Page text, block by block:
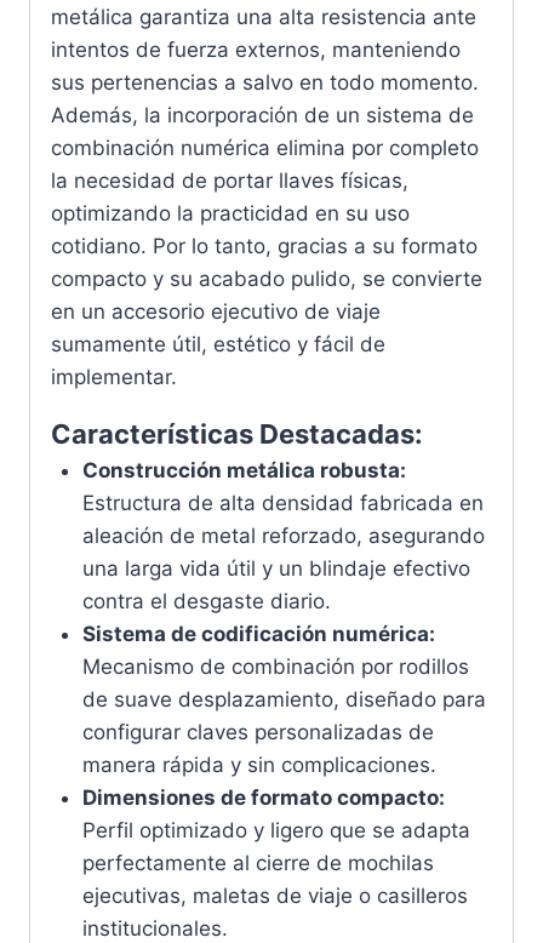
metálica garantiza una alta resistencia ante
intentos de fuerza externos, manteniendo
sus pertenencias a salvo en todo momento.
Además, la incorporación de un sistema de
combinación numérica elimina por completo
la necesidad de portar llaves físicas,
optimizando la practicidad en su uso
cotidiano. Por lo tanto, gracias a su formato
compacto y su acabado pulido, se convierte
en un accesorio ejecutivo de viaje
sumamente útil, estético y fácil de
implementar.
Características Destacadas:
Construcción metálica robusta:
Estructura de alta densidad fabricada en
aleación de metal reforzado, asegurando
una larga vida útil y un blindaje efectivo
contra el desgaste diario.
Sistema de codificación numérica:
Mecanismo de combinación por rodillos
de suave desplazamiento, diseñado para
configurar claves personalizadas de
manera rápida y sin complicaciones.
Dimensiones de formato compacto:
Perfil optimizado y ligero que se adapta
perfectamente al cierre de mochilas
ejecutivas, maletas de viaje o casilleros
institucionales.